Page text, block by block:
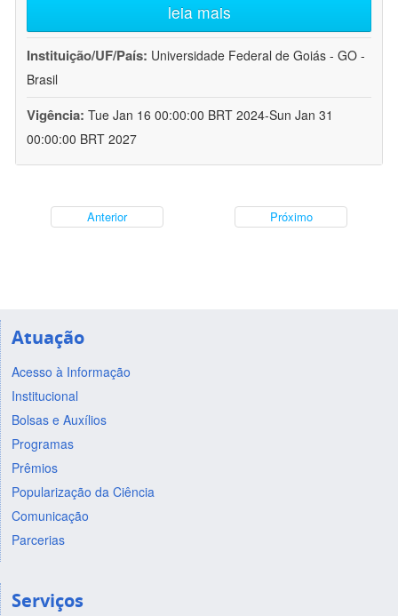
leia mais
Instituição/UF/País: Universidade Federal de Goiás - GO -
Brasil
Vigência: Tue Jan 16 00:00:00 BRT 2024-Sun Jan 31
00:00:00 BRT 2027
Anterior Próximo
Atuação
Acesso à Informação
Institucional
Bolsas e Auxílios
Programas
Prêmios
Popularização da Ciência
Comunicação
Parcerias
Serviços